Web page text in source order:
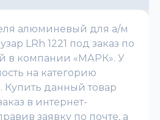
алюминевый для а/м
LRh 1221 под заказ по
в компании «МАРК». У
на категорию
Купить данный товар
в интернет-
заявку по почте, а